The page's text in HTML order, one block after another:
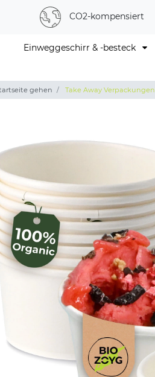
CO2-kompensiert
Einweggeschirr & -besteck
gehen Take Away Verpackungen